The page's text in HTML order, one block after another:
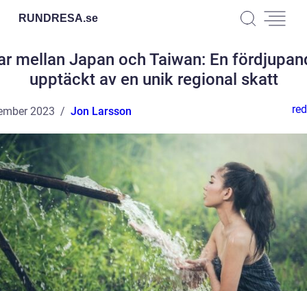
RUNDRESA.se
mellan Japan och Taiwan: En
upptäckt av en unik regional skatt
2023 Jon Larsson